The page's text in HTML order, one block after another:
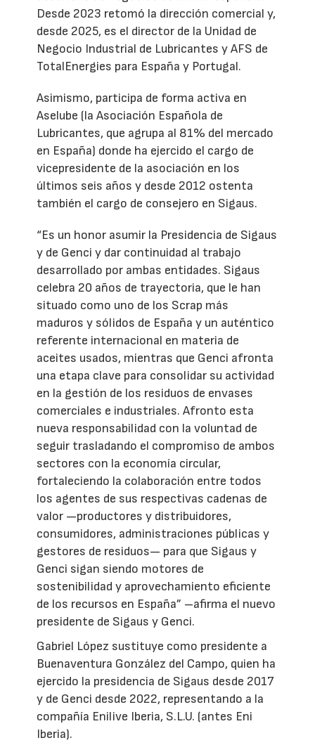
Desde 2023 retomó la dirección comercial y,
desde 2025, es el director de la Unidad de
Negocio Industrial de Lubricantes y AFS de
TotalEnergies para España y Portugal.
Asimismo, participa de forma activa en
Aselube (la Asociación Española de
Lubricantes, que agrupa al 81% del mercado
en España) donde ha ejercido el cargo de
vicepresidente de la asociación en los
últimos seis años y desde 2012 ostenta
también el cargo de consejero en Sigaus.
“Es un honor asumir la Presidencia de Sigaus
y de Genci y dar continuidad al trabajo
desarrollado por ambas entidades. Sigaus
celebra 20 años de trayectoria, que le han
situado como uno de los Scrap más
maduros y sólidos de España y un auténtico
referente internacional en materia de
aceites usados, mientras que Genci afronta
una etapa clave para consolidar su actividad
en la gestión de los residuos de envases
comerciales e industriales. Afronto esta
nueva responsabilidad con la voluntad de
seguir trasladando el compromiso de ambos
sectores con la economía circular,
fortaleciendo la colaboración entre todos
los agentes de sus respectivas cadenas de
valor —productores y distribuidores,
consumidores, administraciones públicas y
gestores de residuos— para que Sigaus y
Genci sigan siendo motores de
sostenibilidad y aprovechamiento eficiente
de los recursos en España” –afirma el nuevo
presidente de Sigaus y Genci.
Gabriel López sustituye como presidente a
Buenaventura González del Campo, quien ha
ejercido la presidencia de Sigaus desde 2017
y de Genci desde 2022, representando a la
compañía Enilive Iberia, S.L.U. (antes Eni
Iberia).